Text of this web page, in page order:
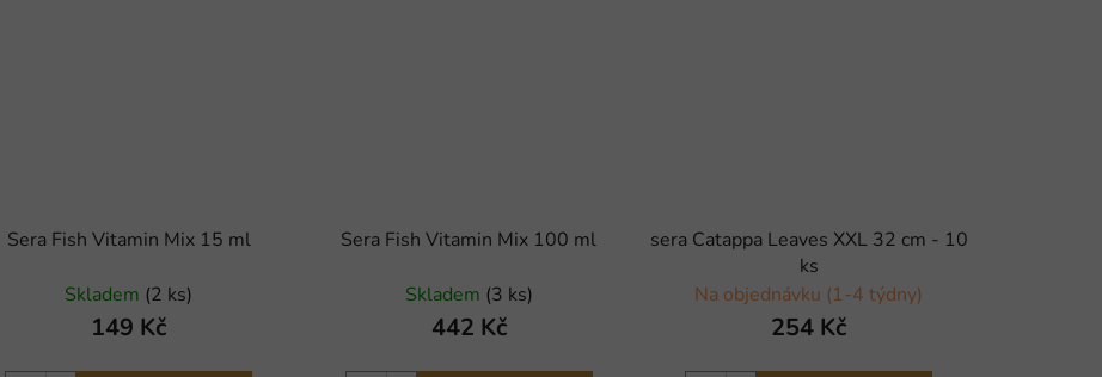
Sera Fish Vitamin Mix 15 ml
Skladem (2 ks)
149 Kč
Sera Fish Vitamin Mix 100 ml
Skladem (3 ks)
442 Kč
sera Catappa Leaves XXL 32 cm - 10
ks
Na objednávku (1-4 týdny)
254 Kč